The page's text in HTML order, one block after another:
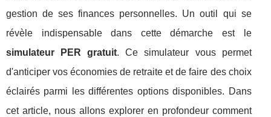
gestion de ses finances personnelles. Un outil qui se
révèle indispensable dans cette démarche est le
simulateur PER gratuit. Ce simulateur vous permet
d'anticiper vos économies de retraite et de faire des choix
éclairés parmi les différentes options disponibles. Dans
cet article, nous allons explorer en profondeur comment